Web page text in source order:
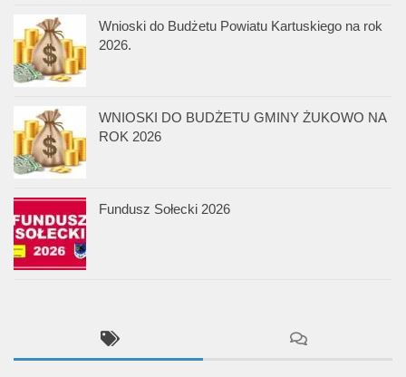
Wnioski do Budżetu Powiatu Kartuskiego na rok
2026.
WNIOSKI DO BUDŻETU GMINY ŻUKOWO NA
ROK 2026
Fundusz Sołecki 2026